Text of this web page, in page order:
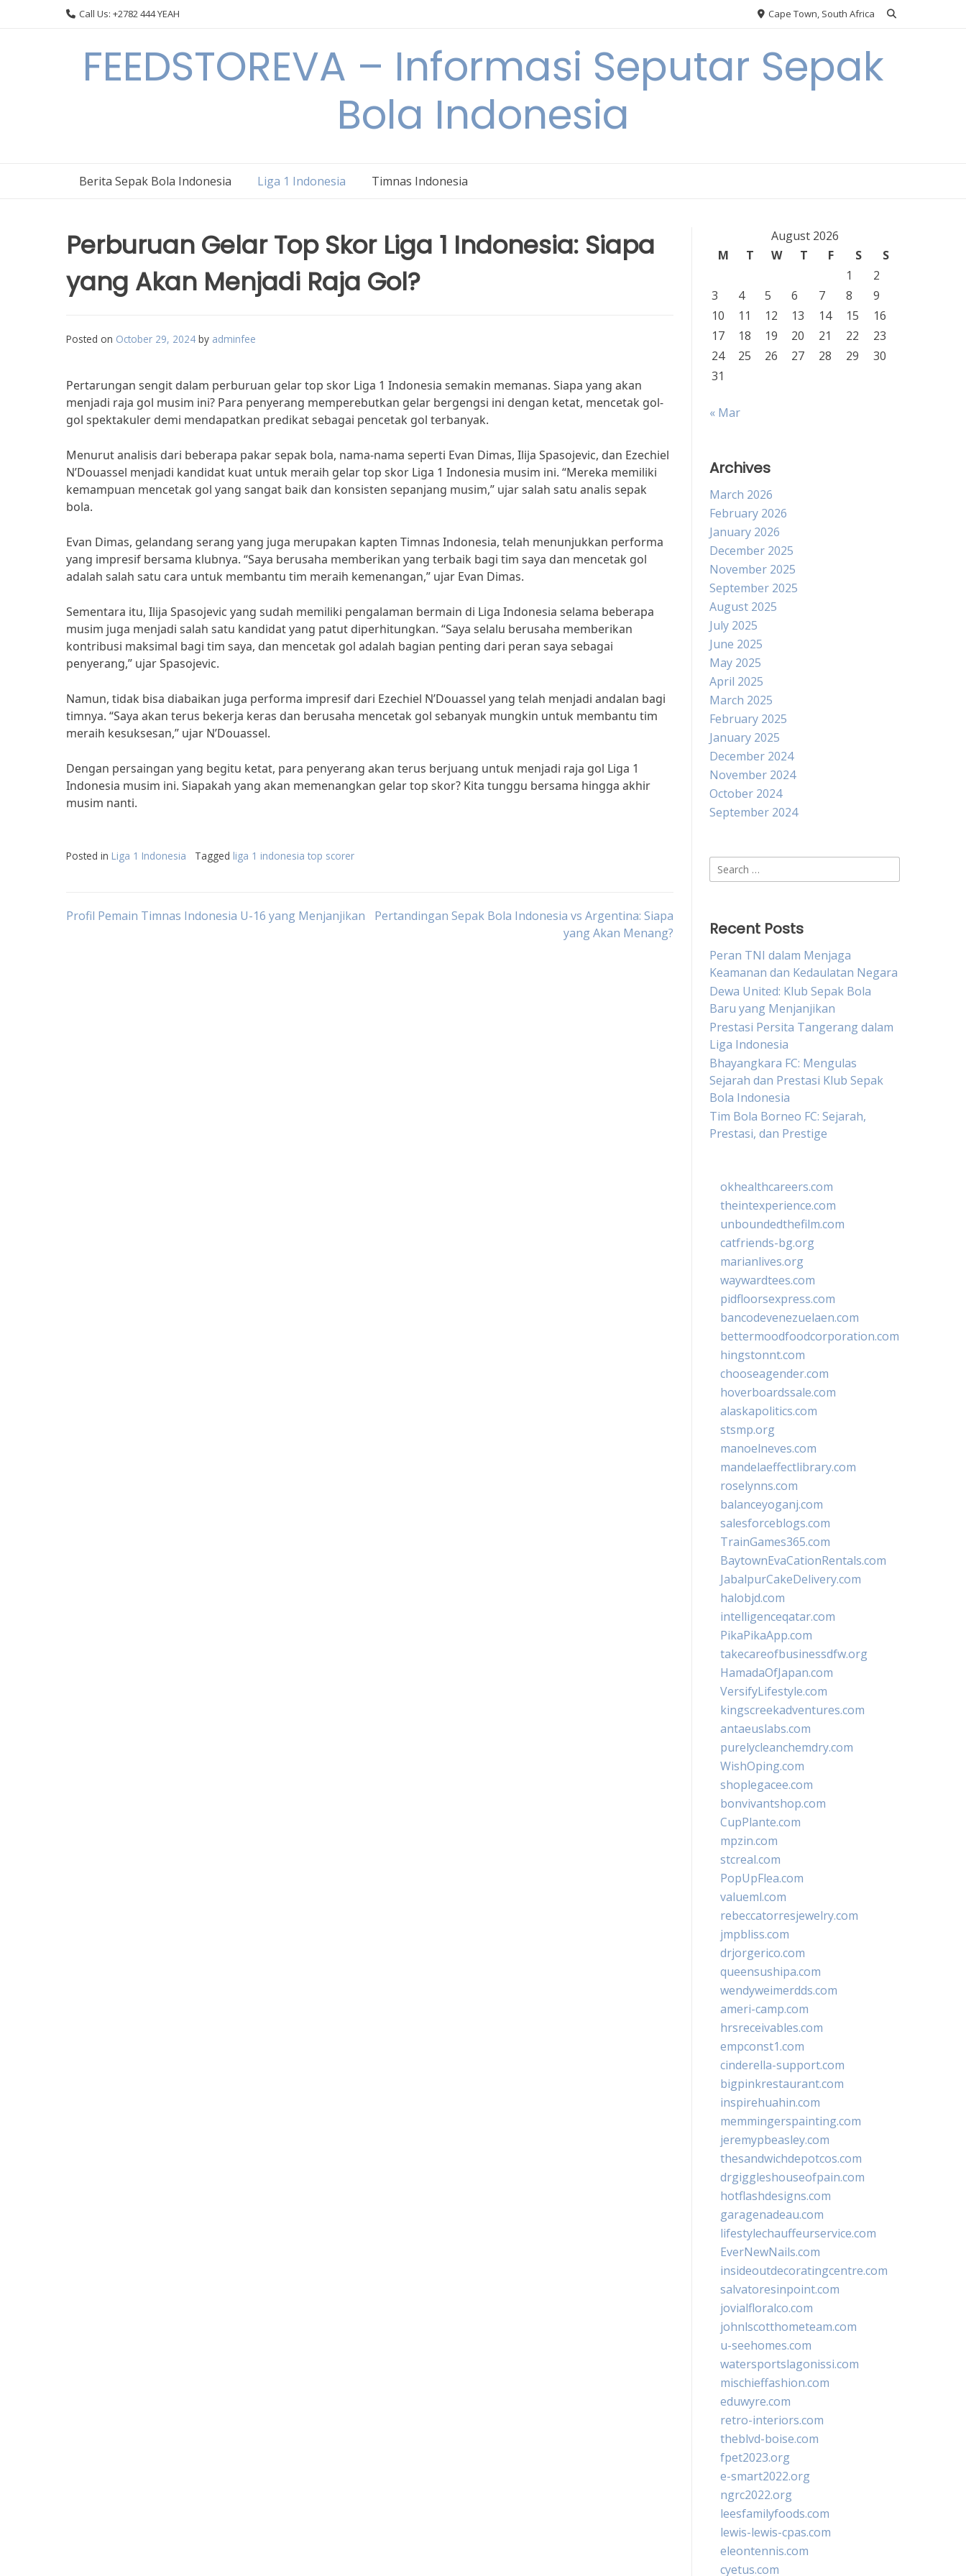
Call Us: +2782 444 YEAH Cape Town, South Africa
FEEDSTOREVA – Informasi Seputar Sepak
Bola Indonesia
Berita Sepak Bola Indonesia Liga 1 Indonesia Timnas Indonesia
Perburuan Gelar Top Skor Liga 1 Indonesia: Siapa
yang Akan Menjadi Raja Gol?
Posted on October 29, 2024 by adminfee
Pertarungan sengit dalam perburuan gelar top skor Liga 1 Indonesia semakin memanas. Siapa yang akan
menjadi raja gol musim ini? Para penyerang memperebutkan gelar bergengsi ini dengan ketat, mencetak gol-
gol spektakuler demi mendapatkan predikat sebagai pencetak gol terbanyak.
Menurut analisis dari beberapa pakar sepak bola, nama-nama seperti Evan Dimas, Ilija Spasojevic, dan Ezechiel
N’Douassel menjadi kandidat kuat untuk meraih gelar top skor Liga 1 Indonesia musim ini. “Mereka memiliki
kemampuan mencetak gol yang sangat baik dan konsisten sepanjang musim,” ujar salah satu analis sepak
bola.
Evan Dimas, gelandang serang yang juga merupakan kapten Timnas Indonesia, telah menunjukkan performa
yang impresif bersama klubnya. “Saya berusaha memberikan yang terbaik bagi tim saya dan mencetak gol
adalah salah satu cara untuk membantu tim meraih kemenangan,” ujar Evan Dimas.
Sementara itu, Ilija Spasojevic yang sudah memiliki pengalaman bermain di Liga Indonesia selama beberapa
musim juga menjadi salah satu kandidat yang patut diperhitungkan. “Saya selalu berusaha memberikan
kontribusi maksimal bagi tim saya, dan mencetak gol adalah bagian penting dari peran saya sebagai
penyerang,” ujar Spasojevic.
Namun, tidak bisa diabaikan juga performa impresif dari Ezechiel N’Douassel yang telah menjadi andalan bagi
timnya. “Saya akan terus bekerja keras dan berusaha mencetak gol sebanyak mungkin untuk membantu tim
meraih kesuksesan,” ujar N’Douassel.
Dengan persaingan yang begitu ketat, para penyerang akan terus berjuang untuk menjadi raja gol Liga 1
Indonesia musim ini. Siapakah yang akan memenangkan gelar top skor? Kita tunggu bersama hingga akhir
musim nanti.
Posted in Liga 1 Indonesia Tagged liga 1 indonesia top scorer
Post
Profil Pemain Timnas Indonesia U-16 yang Menjanjikan
Pertandingan Sepak Bola Indonesia vs Argentina: Siapa
yang Akan Menang?
August 2026
M
T W T F S
S
1
2
3
4 5 6 7 8
9
10
11 12 13 14 15
16
17
18 19 20 21 22
23
24
25 26 27 28 29
30
31
« Mar
Archives
March 2026
February 2026
January 2026
December 2025
November 2025
September 2025
August 2025
July 2025
June 2025
May 2025
April 2025
March 2025
February 2025
January 2025
December 2024
November 2024
October 2024
September 2024
Search
for:
Recent Posts
Peran TNI dalam Menjaga
Keamanan dan Kedaulatan Negara
Dewa United: Klub Sepak Bola
Baru yang Menjanjikan
Prestasi Persita Tangerang dalam
Liga Indonesia
Bhayangkara FC: Mengulas
Sejarah dan Prestasi Klub Sepak
Bola Indonesia
Tim Bola Borneo FC: Sejarah,
Prestasi, dan Prestige
okhealthcareers.com
theintexperience.com
unboundedthefilm.com
catfriends-bg.org
marianlives.org
waywardtees.com
pidfloorsexpress.com
bancodevenezuelaen.com
bettermoodfoodcorporation.com
hingstonnt.com
chooseagender.com
hoverboardssale.com
alaskapolitics.com
stsmp.org
manoelneves.com
mandelaeffectlibrary.com
roselynns.com
balanceyoganj.com
salesforceblogs.com
TrainGames365.com
BaytownEvaCationRentals.com
JabalpurCakeDelivery.com
halobjd.com
intelligenceqatar.com
PikaPikaApp.com
takecareofbusinessdfw.org
HamadaOfJapan.com
VersifyLifestyle.com
kingscreekadventures.com
antaeuslabs.com
purelycleanchemdry.com
WishOping.com
shoplegacee.com
bonvivantshop.com
CupPlante.com
mpzin.com
stcreal.com
PopUpFlea.com
valueml.com
rebeccatorresjewelry.com
jmpbliss.com
drjorgerico.com
queensushipa.com
wendyweimerdds.com
ameri-camp.com
hrsreceivables.com
empconst1.com
cinderella-support.com
bigpinkrestaurant.com
inspirehuahin.com
memmingerspainting.com
jeremypbeasley.com
thesandwichdepotcos.com
drgiggleshouseofpain.com
hotflashdesigns.com
garagenadeau.com
lifestylechauffeurservice.com
EverNewNails.com
insideoutdecoratingcentre.com
salvatoresinpoint.com
jovialfloralco.com
johnlscotthometeam.com
u-seehomes.com
watersportslagonissi.com
mischieffashion.com
eduwyre.com
retro-interiors.com
theblvd-boise.com
fpet2023.org
e-smart2022.org
ngrc2022.org
leesfamilyfoods.com
lewis-lewis-cpas.com
eleontennis.com
cyetus.com